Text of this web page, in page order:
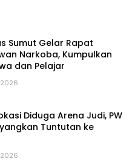
Sumut Gelar Rapat
Narkoba, Kumpulkan
dan Pelajar
Diduga Arena Judi, PW
Tuntutan ke